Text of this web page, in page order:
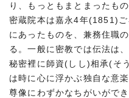
り、もっともまとまったもの
密蔵院本は嘉永4年(1851)
にあったものを、兼務住職
る。一般に密教では伝法は
秘密裡に師資(しし)相承(そ
は時に心に浮かぶ独自な意
尊像にわずかなちがいがで